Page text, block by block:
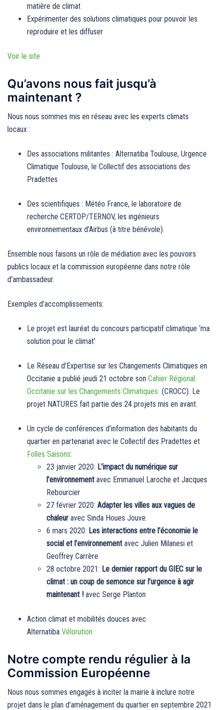
matière de climat
Expérimenter des solutions climatiques pour pouvoir les
reproduire et les diffuser
Voir le site
Qu’avons nous fait jusqu’à
maintenant ?
Nous nous sommes mis en réseau avec les experts climats
locaux :
Des associations militantes : Alternatiba Toulouse, Urgence
Climatique Toulouse, le Collectif des associations des
Pradettes
Des scientifiques : Météo France, le laboratoire de
recherche CERTOP/TERNOV, les ingénieurs
environnementaux d’Airbus (à titre bénévole).
Ensemble nous faisons un rôle de médiation avec les pouvoirs
publics locaux et la commission européenne dans notre rôle
d’ambassadeur.
Exemples d’accomplissements:
Le projet est lauréat du concours participatif climatique ‘ma
solution pour le climat’
Le Réseau d’Expertise sur les Changements Climatiques en
Occitanie a publié jeudi 21 octobre son Cahier Régional
Occitanie sur les Changements Climatiques (CROCC). Le
projet NATURES fait partie des 24 projets mis en avant.
Un cycle de conférences d’information des habitants du
quartier en partenariat avec le Collectif des Pradettes et
Folles Saisons:
23 janvier 2020: L’impact du numérique sur
l’environnement avec Emmanuel Laroche et Jacques
Rebourcier
27 février 2020: Adapter les villes aux vagues de
chaleur avec Sinda Houes Jouve.
6 mars 2020: Les interactions entre l’économie le
social et l’environnement avec Julien Milanesi et
Geoffrey Carrère
28 octobre 2021: Le dernier rapport du GIEC sur le
climat : un coup de semonce sur l’urgence à agir
maintenant ! avec Serge Planton
Action climat et mobilités douces avec
Alternatiba Vélorution
Notre compte rendu régulier à la
Commission Européenne
Nous nous sommes engagés à inciter la mairie à inclure notre
projet dans le plan d’aménagement du quartier en septembre 2021